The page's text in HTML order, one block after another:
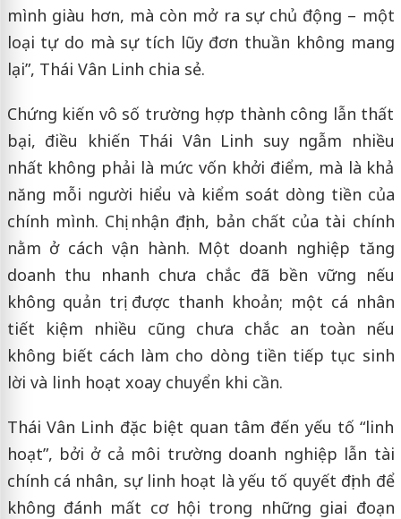
mình giàu hơn, mà còn mở ra sự chủ động – một
loại tự do mà sự tích lũy đơn thuần không mang
lại”, Thái Vân Linh chia sẻ.
Chứng kiến vô số trường hợp thành công lẫn thất
bại, điều khiến Thái Vân Linh suy ngẫm nhiều
nhất không phải là mức vốn khởi điểm, mà là khả
năng mỗi người hiểu và kiểm soát dòng tiền của
chính mình. Chị nhận định, bản chất của tài chính
nằm ở cách vận hành. Một doanh nghiệp tăng
doanh thu nhanh chưa chắc đã bền vững nếu
không quản trị được thanh khoản; một cá nhân
tiết kiệm nhiều cũng chưa chắc an toàn nếu
không biết cách làm cho dòng tiền tiếp tục sinh
lời và linh hoạt xoay chuyển khi cần.
Thái Vân Linh đặc biệt quan tâm đến yếu tố “linh
hoạt”, bởi ở cả môi trường doanh nghiệp lẫn tài
chính cá nhân, sự linh hoạt là yếu tố quyết định để
không đánh mất cơ hội trong những giai đoạn